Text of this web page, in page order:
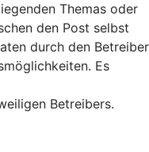
Themas oder
den Post selbst
durch den Betreiber
Es
Betreibers.